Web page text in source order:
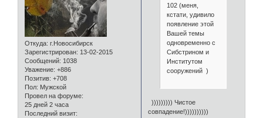
Откуда: г.Новосибирск
Зарегистрирован: 13-02-2015
Сообщений: 1038
Уважение: +886
Позитив: +708
Пол: Мужской
Провел на форуме:
25 дней 2 часа
Последний визит:
102 (меня,
кстати, удивило
появление этой
Вашей темы
одновременно с
Сибстрином и
Институтом
сооружений )
))))))))) Чистое
совпадение!))))))))))